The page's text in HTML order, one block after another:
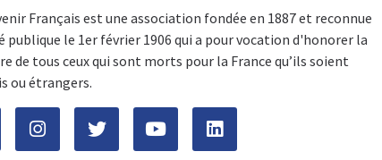
Français est une association fondée en 1887 et reconnue
publique le 1er février 1906 qui a pour vocation d'honorer la
de tous ceux qui sont morts pour la France qu’ils soient
ou étrangers.